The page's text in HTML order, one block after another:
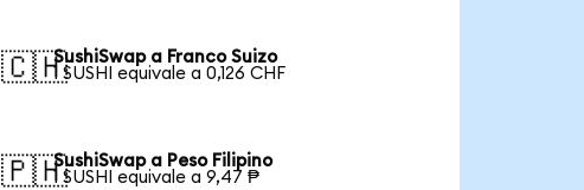
🇨🇭SushiSwap a Franco Suizo
1 SUSHI equivale a 0,126 CHF
🇵🇭SushiSwap a Peso Filipino
1 SUSHI equivale a 9,47 ₱